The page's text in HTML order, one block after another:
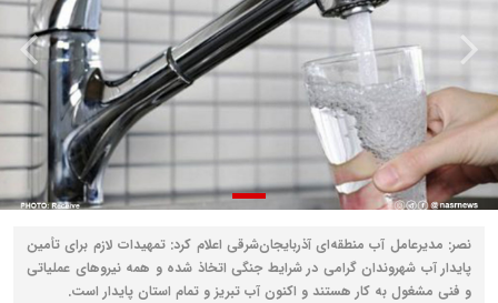
نصر: مدیرعامل آب منطقه‌ای آذربایجان‌شرقی اعلام کرد: تمهیدات لازم برای تأمین
پایدار آب شهروندان گرامی در شرایط جنگی اتخاذ شده و همه نیروهای عملیاتی
و فنی مشغول به کار هستند و اکنون آب تبریز و تمام استان پایدار است. ‌